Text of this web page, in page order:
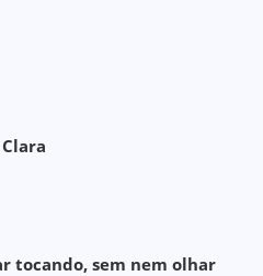
Clara
tocando, sem nem olhar